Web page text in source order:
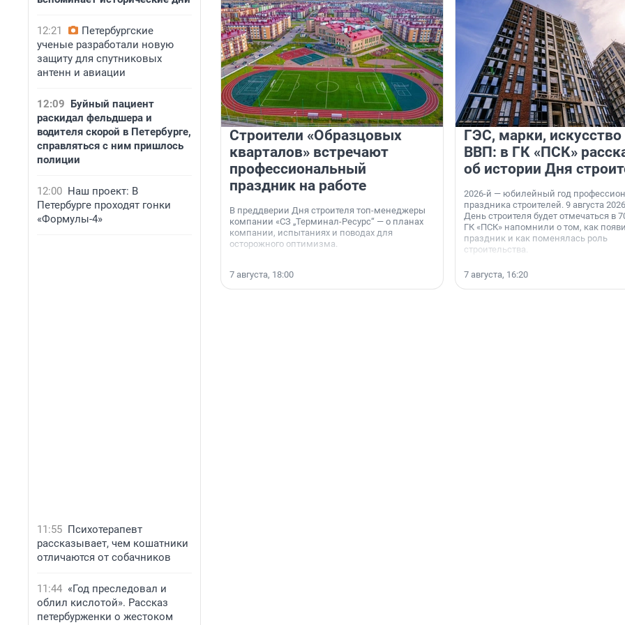
12:21
Петербургские
ученые разработали новую
защиту для спутниковых
антенн и авиации
12:09 Буйный пациент
раскидал фельдшера и
водителя скорой в Петербурге,
справляться с ним пришлось
полиции
12:00 Наш проект: В
Петербурге проходят гонки
«Формулы-4»
11:55 Психотерапевт
рассказывает, чем кошатники
отличаются от собачников
11:44 «Год преследовал и
облил кислотой». Рассказ
петербурженки о жестоком
Строители «Образцовых
кварталов» встречают
профессиональный
праздник на работе
В преддверии Дня строителя топ-менеджеры
компании «СЗ „Терминал-Ресурс“ — о планах
компании, испытаниях и поводах для
осторожного оптимизма.
7 августа, 18:00
ГЭС, марки, искусство
ВВП: в ГК «ПСК»
об истории Дня
2026-й — юбилейный год
праздника строителей. 9 августа
День строителя будет отмечаться в
ГК «ПСК» напомнили о том, как
праздник и как поменялась роль
строительства.
7 августа, 16:20